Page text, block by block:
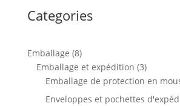
Categories
Emballage 88
produits
Emballage et expédition 33
produits
Emballage de protection en
Enveloppes et pochettes